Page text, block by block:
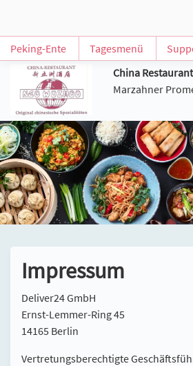
Peking-Ente Tagesmenü
China
Marzahner
Impressum
Deliver24 GmbH
Ernst-Lemmer-Ring 45
14165 Berlin
Vertretungsberechtigte